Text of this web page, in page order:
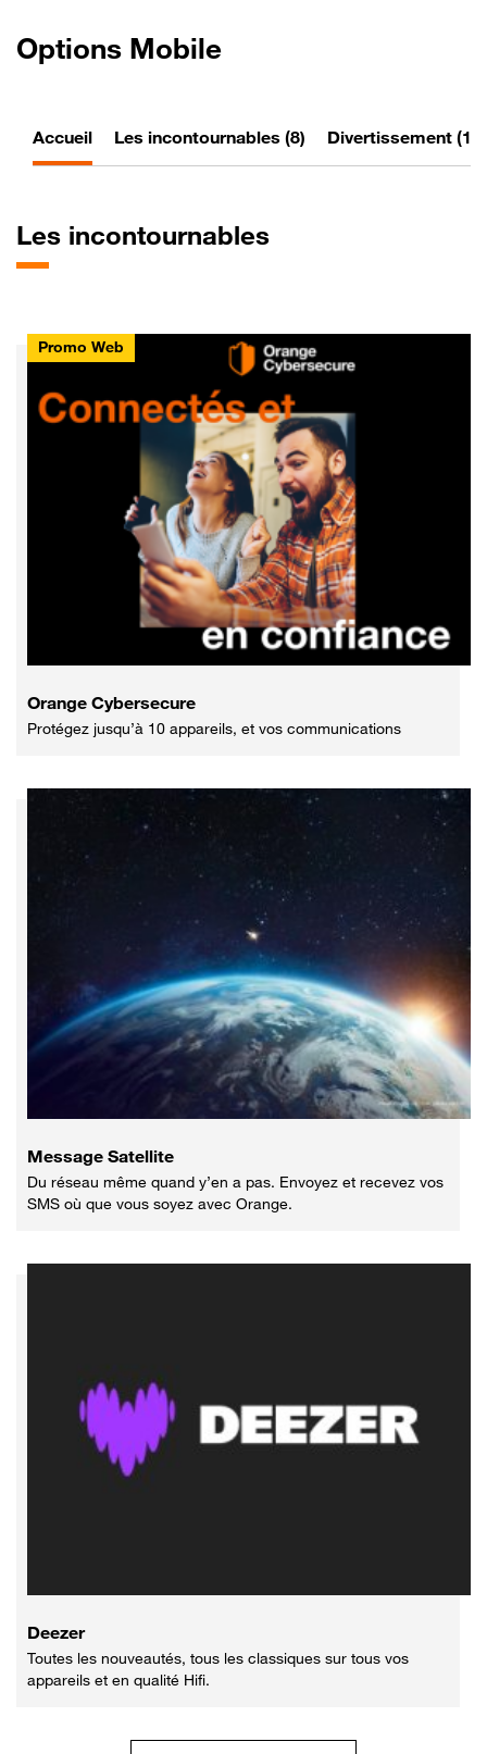
Options Mobile
Accueil Les incontournables (8) Divertissement (10)
Les incontournables
Promo Web
Orange Cybersecure
Protégez jusqu’à 10 appareils, et vos communications
Message Satellite
Du réseau même quand y’en a pas. Envoyez et recevez vos
SMS où que vous soyez avec Orange.
Deezer
Toutes les nouveautés, tous les classiques sur tous vos
appareils et en qualité Hifi.